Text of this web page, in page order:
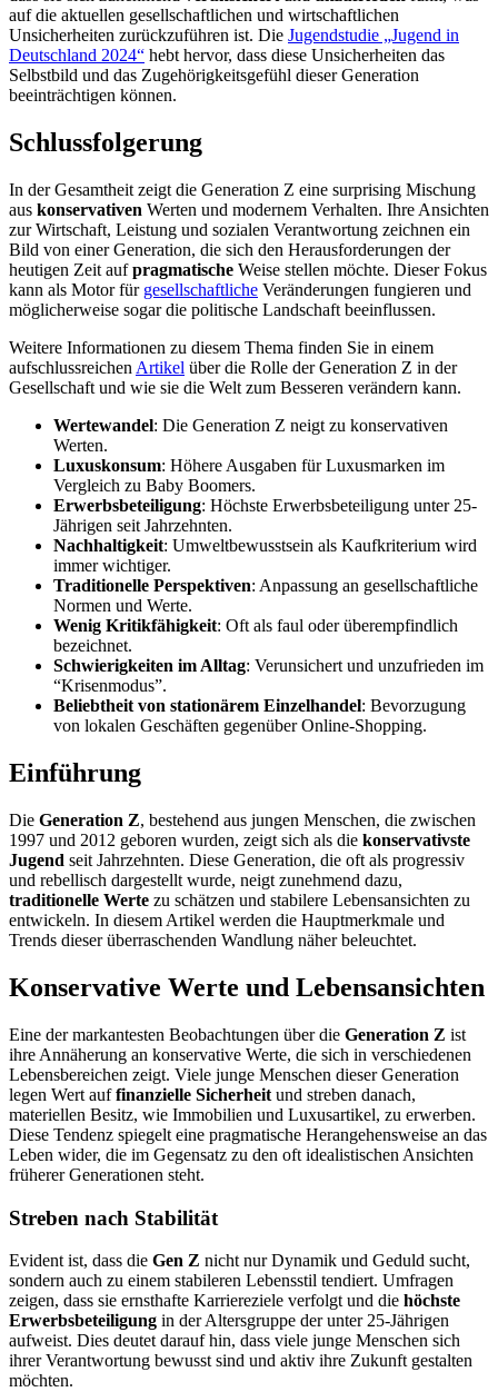
auf die aktuellen gesellschaftlichen und wirtschaftlichen
Unsicherheiten zurückzuführen ist. Die Jugendstudie „Jugend in
Deutschland 2024“ hebt hervor, dass diese Unsicherheiten das
Selbstbild und das Zugehörigkeitsgefühl dieser Generation
beeinträchtigen können.
Schlussfolgerung
In der Gesamtheit zeigt die Generation Z eine surprising Mischung
aus konservativen Werten und modernem Verhalten. Ihre Ansichten
zur Wirtschaft, Leistung und sozialen Verantwortung zeichnen ein
Bild von einer Generation, die sich den Herausforderungen der
heutigen Zeit aufpragmatische Weise stellen möchte. Dieser Fokus
kann als Motor für gesellschaftliche Veränderungen fungieren und
möglicherweise sogar die politische Landschaft beeinflussen.
Weitere Informationen zu diesem Thema finden Sie in einem
aufschlussreichen Artikel über die Rolle der Generation Z in der
Gesellschaft und wie sie die Welt zum Besseren verändern kann.
Wertewandel: Die Generation Z neigt zu konservativen
Werten.
Luxuskonsum: Höhere Ausgaben für Luxusmarken im
Vergleich zu Baby Boomers.
Erwerbsbeteiligung: Höchste Erwerbsbeteiligung unter 25-
Jährigen seit Jahrzehnten.
Nachhaltigkeit: Umweltbewusstsein als Kaufkriterium wird
immer wichtiger.
Traditionelle Perspektiven: Anpassung an gesellschaftliche
Normen und Werte.
Wenig Kritikfähigkeit: Oft als faul oder überempfindlich
bezeichnet.
Schwierigkeiten im Alltag: Verunsichert und unzufrieden im
“Krisenmodus”.
Beliebtheit von stationärem Einzelhandel: Bevorzugung
von lokalen Geschäften gegenüber Online-Shopping.
Einführung
Die Generation Z, bestehend aus jungen Menschen, die zwischen
1997 und 2012 geboren wurden, zeigt sich als die konservativste
Jugend seit Jahrzehnten. Diese Generation, die oft als progressiv
und rebellisch dargestellt wurde, neigt zunehmend dazu,
traditionelle Werte zu schätzen und stabilere Lebensansichten zu
entwickeln. In diesem Artikel werden die Hauptmerkmale und
Trends dieser überraschenden Wandlung näher beleuchtet.
Konservative Werte und Lebensansichten
Eine der markantesten Beobachtungen über die Generation Z ist
ihre Annäherung an konservative Werte, die sich in verschiedenen
Lebensbereichen zeigt. Viele junge Menschen dieser Generation
legen Wert auffinanzielle Sicherheit und streben danach,
materiellen Besitz, wie Immobilien und Luxusartikel, zu erwerben.
Diese Tendenz spiegelt eine pragmatische Herangehensweise an das
Leben wider, die im Gegensatz zu den oft idealistischen Ansichten
früherer Generationen steht.
Streben nach Stabilität
Evident ist, dass die Gen Z nicht nur Dynamik und Geduld sucht,
sondern auch zu einem stabileren Lebensstil tendiert. Umfragen
zeigen, dass sie ernsthafte Karriereziele verfolgt und die höchste
Erwerbsbeteiligung in der Altersgruppe der unter 25-Jährigen
aufweist. Dies deutet darauf hin, dass viele junge Menschen sich
ihrer Verantwortung bewusst sind und aktiv ihre Zukunft gestalten
möchten.